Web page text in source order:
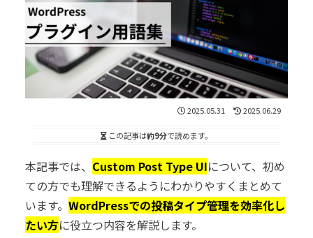
2025.05.31 2025.06.29
この記事は約9分で読めます。
本記事では、 Custom Post Type UIについて、初め
ての方でも理解できるようにわかりやすくまとめて
います。 WordPressでの投稿タイプ管理を効率化し
たい方に役立つ内容を解説します。